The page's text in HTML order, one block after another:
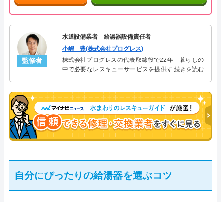
監修者
水道設備業者 給湯器設備責任者
小嶋 豊(株式会社プログレス)
株式会社プログレスの代表取締役で22年 暮らしの
中で必要なレスキューサービスを提供する株式会社
決。多くのお客様に信頼される「給湯器」のスペシ
ャリスト。
続きを読む
自分にぴったりの給湯器を選ぶコツ